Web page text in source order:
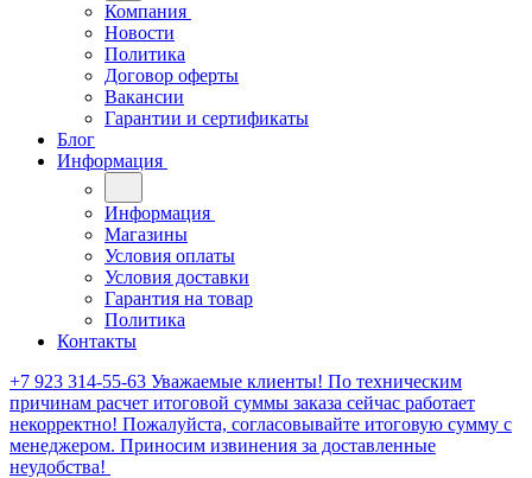
Компания
Новости
Политика
Договор оферты
Вакансии
Гарантии и сертификаты
Блог
Информация
Информация
Магазины
Условия оплаты
Условия доставки
Гарантия на товар
Политика
Контакты
+7 923 314-55-63 Уважаемые клиенты! По техническим
причинам расчет итоговой суммы заказа сейчас работает
некорректно! Пожалуйста, согласовывайте итоговую сумму с
менеджером. Приносим извинения за доставленные
неудобства!